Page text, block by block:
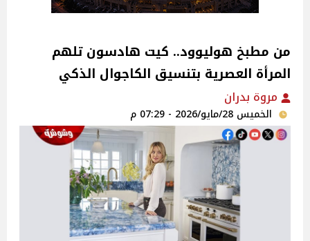
من مطبخ هوليوود.. كيت هادسون تلهم
المرأة العصرية بتنسيق الكاجوال الذكي
مروة بدران
الخميس 28/مايو/2026 - 07:29 م